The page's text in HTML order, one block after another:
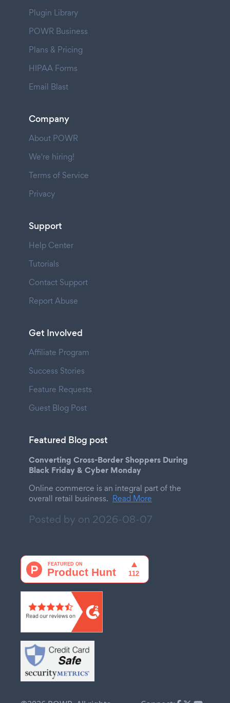
Plugin Library
POWR Business
Plans & Pricing
HIPAA Forms
Email Blast
Company
About POWR
We're hiring!
Terms of Service
Privacy
Support
Help Center
Tutorials
Contact Support
Report Abuse
Get Involved
Affiliate Program
Success Stories
Feature Requests
Guest Blog Post
Featured Blog post
Converting Cross-Border Shoppers During
Black Friday & Cyber Monday
Online commerce is an integral part of the
overall retail business. Read More
Posted by on 2026-08-07